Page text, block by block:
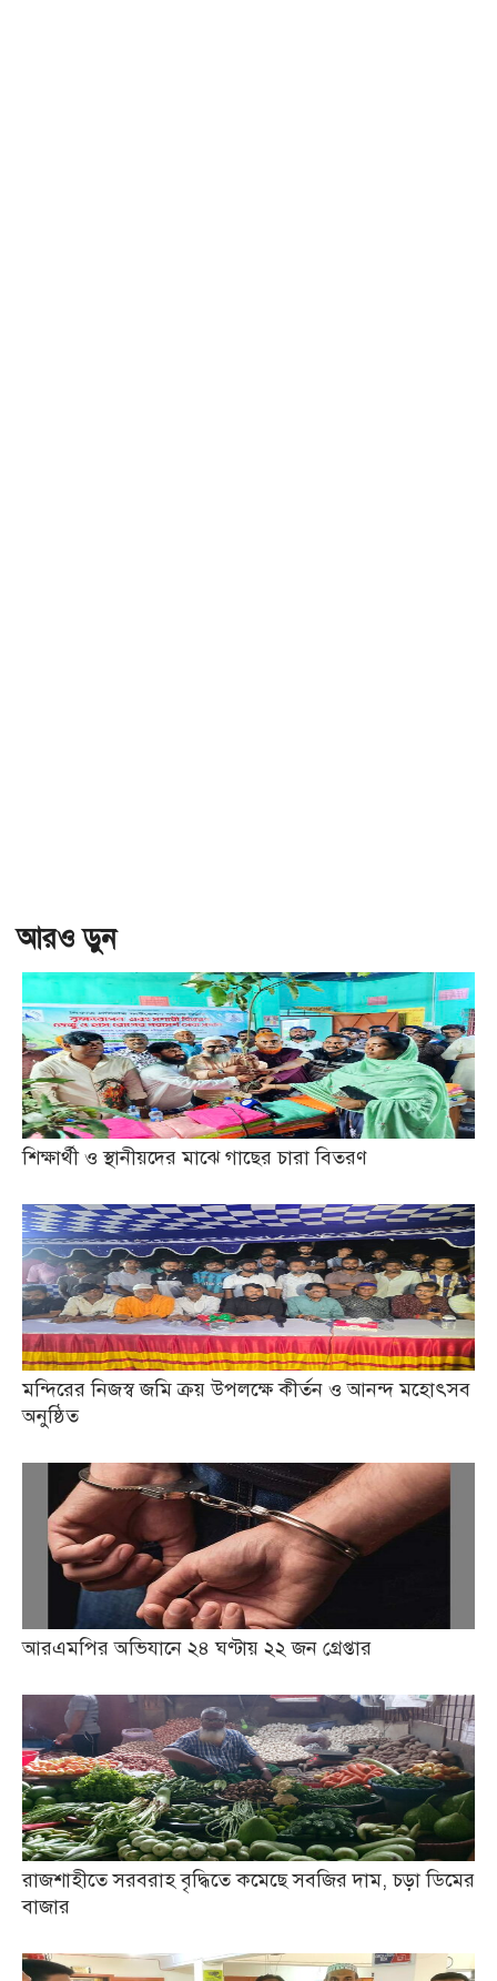
আরও ড়ুন
শিক্ষার্থী ও স্থানীয়দের মাঝে গাছের চারা বিতরণ
মন্দিরের নিজস্ব জমি ক্রয় উপলক্ষে কীর্তন ও আনন্দ মহোৎসব
অনুষ্ঠিত
আরএমপির অভিযানে ২৪ ঘণ্টায় ২২ জন গ্রেপ্তার
রাজশাহীতে সরবরাহ বৃদ্ধিতে কমেছে সবজির দাম, চড়া ডিমের
বাজার